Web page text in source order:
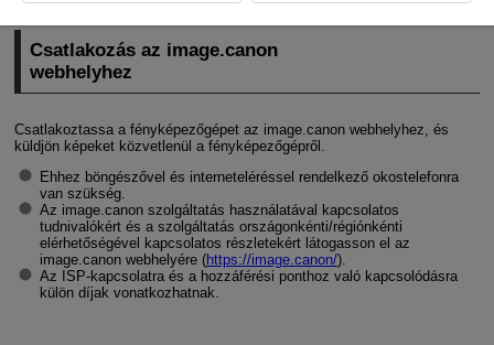
Csatlakozás az image.canon
webhelyhez
Csatlakoztassa a fényképezőgépet az image.canon webhelyhez, és
küldjön képeket közvetlenül a fényképezőgépről.
Ehhez böngészővel és interneteléréssel rendelkező okostelefonra
van szükség.
Az image.canon szolgáltatás használatával kapcsolatos
tudnivalókért és a szolgáltatás országonkénti/régiónkénti
elérhetőségével kapcsolatos részletekért látogasson el az
image.canon webhelyére (https://image.canon/).
Az ISP-kapcsolatra és a hozzáférési ponthoz való kapcsolódásra
külön díjak vonatkozhatnak.